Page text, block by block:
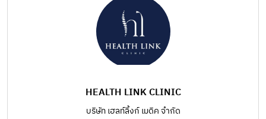
HEALTH LINK CLINIC
บริษัท เฮลท์ลิ้งก์ เมดิค จำกัด